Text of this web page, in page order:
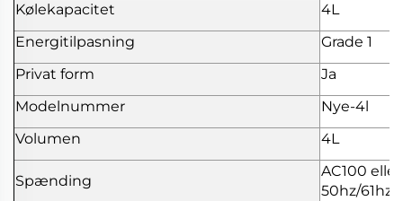
Kølekapacitet
4L
Energitilpasning
Grade 1
Privat form
Ja
Modelnummer
Nye-4l
Volumen
4L
Spænding
AC100
50hz/61hz